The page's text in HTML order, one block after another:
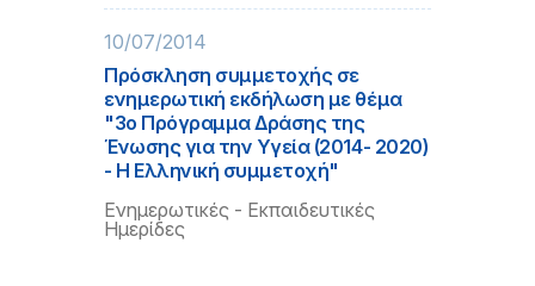
10/07/2014
Πρόσκληση συμμετοχής σε
ενημερωτική εκδήλωση με θέμα
"3ο Πρόγραμμα Δράσης της
Ένωσης για την Υγεία (2014- 2020)
- Η Ελληνική συμμετοχή"
Ενημερωτικές - Εκπαιδευτικές
Ημερίδες